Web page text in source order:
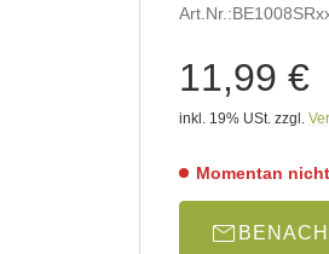
Art.Nr.:
11,99 €
inkl. 19% USt. zzgl.
Momentan